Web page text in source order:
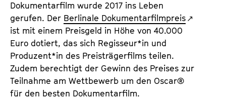
Dokumentarfilm wurde 2017 ins Leben
gerufen. Der Berlinale Dokumentarfilmpreis
ist mit einem Preisgeld in Höhe von 40.000
Euro dotiert, das sich Regisseur*in und
Produzent*in des Preisträgerfilms teilen.
Zudem berechtigt der Gewinn des Preises zur
Teilnahme am Wettbewerb um den Oscar®
für den besten Dokumentarfilm.